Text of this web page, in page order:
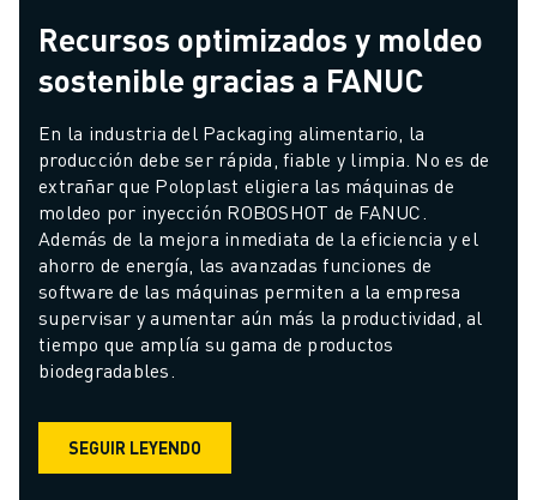
Recursos optimizados y moldeo
sostenible gracias a FANUC
En la industria del Packaging alimentario, la
producción debe ser rápida, fiable y limpia. No es de
extrañar que Poloplast eligiera las máquinas de
moldeo por inyección ROBOSHOT de FANUC.
Además de la mejora inmediata de la eficiencia y el
ahorro de energía, las avanzadas funciones de
software de las máquinas permiten a la empresa
supervisar y aumentar aún más la productividad, al
tiempo que amplía su gama de productos
biodegradables.
SEGUIR LEYENDO